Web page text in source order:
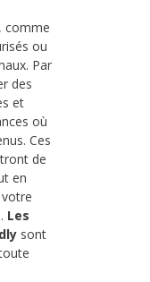
comme
ou
Par
des
et
où
Ces
de
en
Les
sont